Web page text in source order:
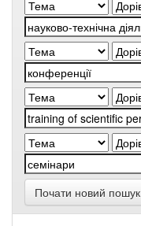
Почати новий пошук